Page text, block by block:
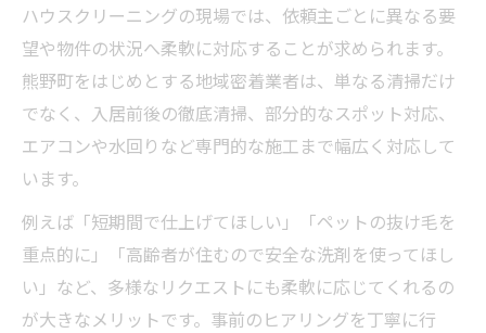
ハウスクリーニングの現場では、依頼主ごとに異なる要
望や物件の状況へ柔軟に対応することが求められます。
熊野町をはじめとする地域密着業者は、単なる清掃だけ
でなく、入居前後の徹底清掃、部分的なスポット対応、
エアコンや水回りなど専門的な施工まで幅広く対応して
います。
例えば「短期間で仕上げてほしい」「ペットの抜け毛を
重点的に」「高齢者が住むので安全な洗剤を使ってほし
い」など、多様なリクエストにも柔軟に応じてくれるの
が大きなメリットです。事前のヒアリングを丁寧に行